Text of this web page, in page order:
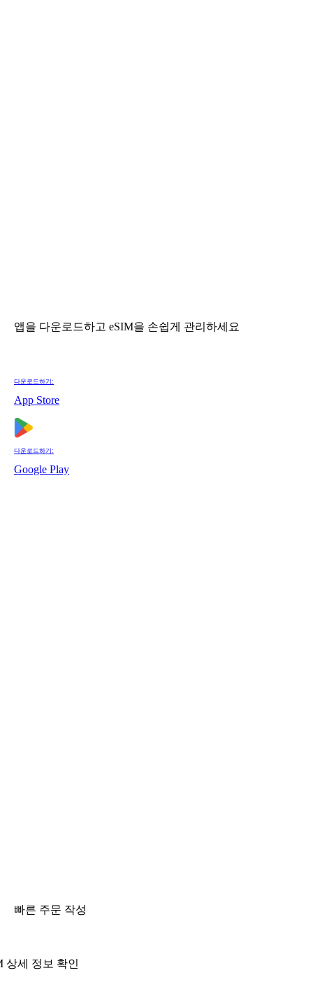
앱을 다운로드하고 eSIM을 손쉽게 관리하세요
다운로드하기:
App Store
다운로드하기:
Google Play
빠른 주문 작성
상세 정보 확인